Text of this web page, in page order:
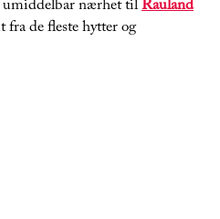
umiddelbar nærhet tilRauland
de fleste hytter og